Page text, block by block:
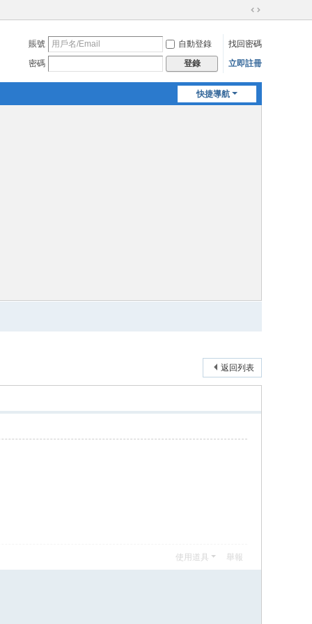
切
到
寬
賬號 自動登錄
找回密碼
密碼
登錄 立即註冊
快捷導航
返回列表
使用道具 舉報